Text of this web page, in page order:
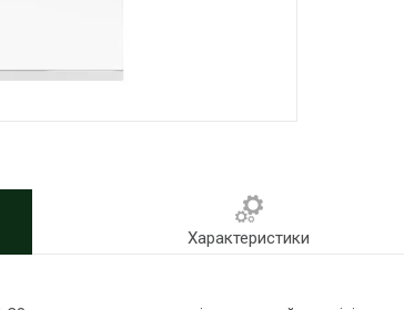
Характеристики